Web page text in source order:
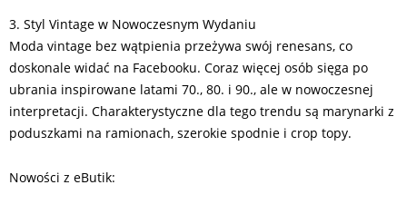
3. Styl Vintage w Nowoczesnym Wydaniu
Moda vintage bez wątpienia przeżywa swój renesans, co
doskonale widać na Facebooku. Coraz więcej osób sięga po
ubrania inspirowane latami 70., 80. i 90., ale w nowoczesnej
interpretacji. Charakterystyczne dla tego trendu są marynarki z
poduszkami na ramionach, szerokie spodnie i crop topy.
Nowości z eButik: